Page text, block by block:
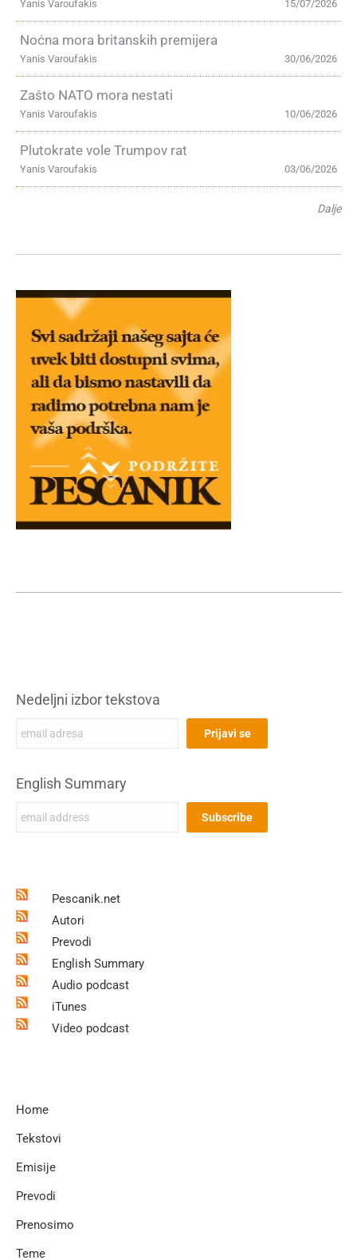
15/07/2026
Yanis Varoufakis
Noćna mora britanskih premijera
30/06/2026
Yanis Varoufakis
Zašto NATO mora nestati
10/06/2026
Yanis Varoufakis
Plutokrate vole Trumpov rat
03/06/2026
Yanis Varoufakis
Dalje
Nedeljni izbor tekstova
English Summary
Pescanik.net
Autori
Prevodi
English Summary
Audio podcast
iTunes
Video podcast
Home
Tekstovi
Emisije
Prevodi
Prenosimo
Teme